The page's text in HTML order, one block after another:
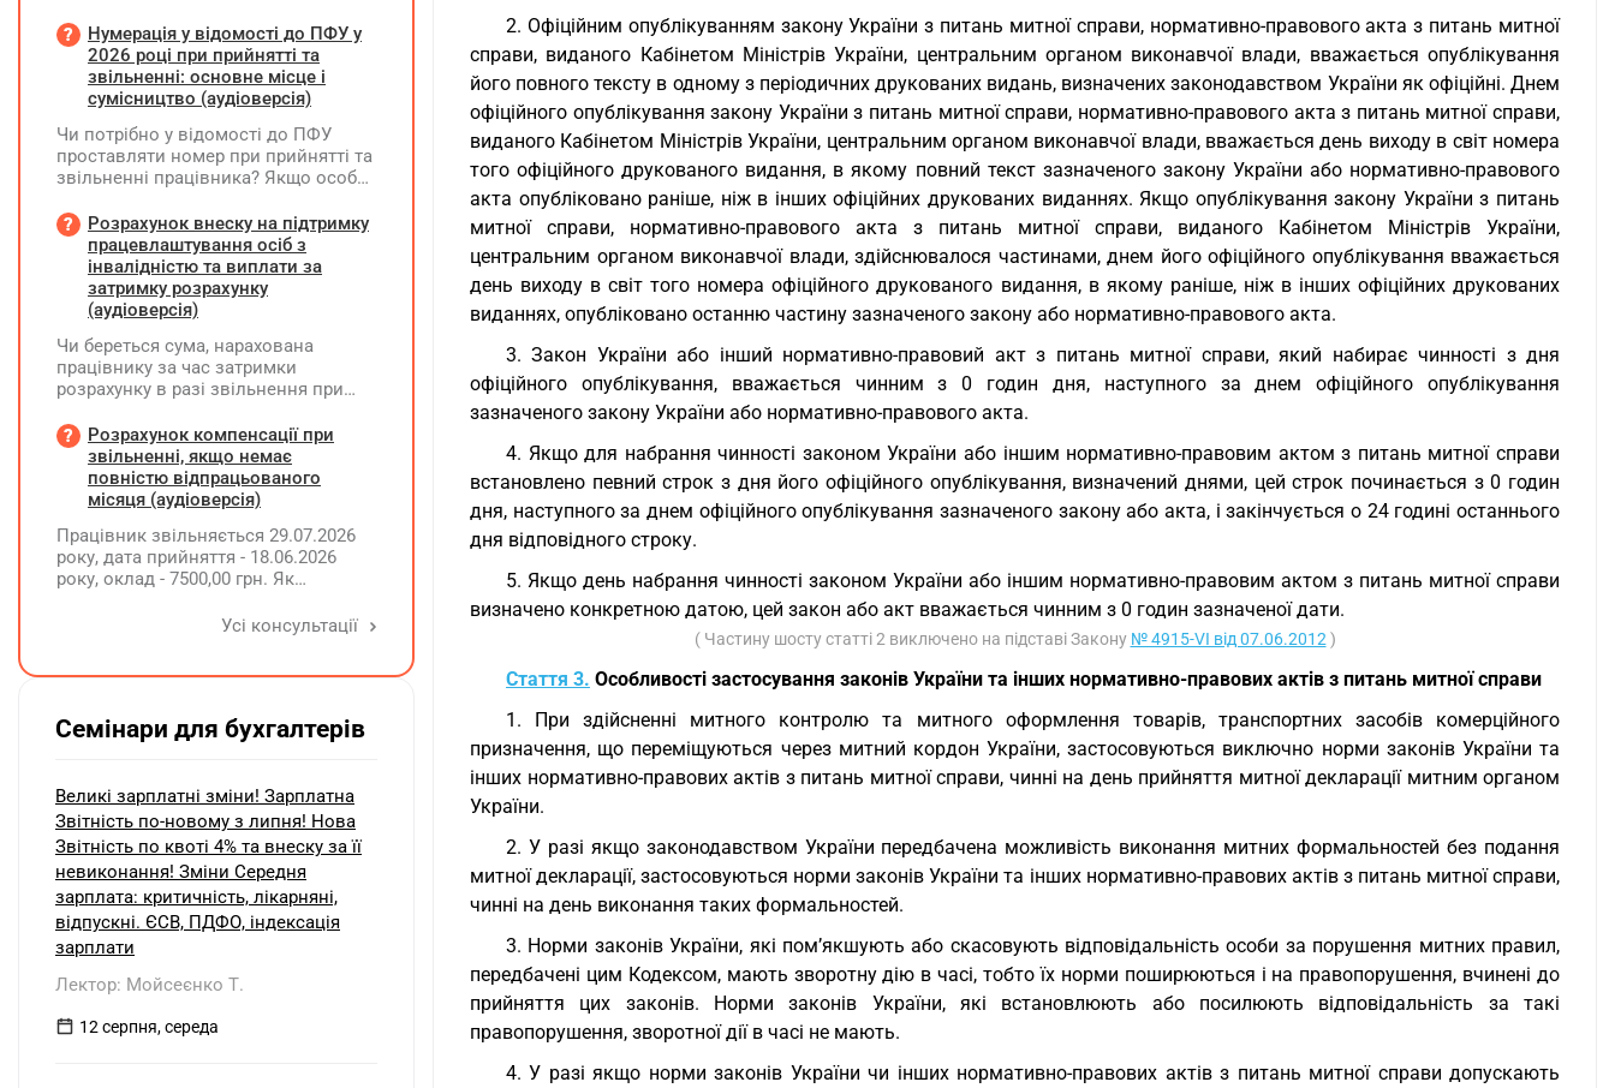
2. Офіційним опублікуванням закону України з питань митної справи, нормативно-правового акта з питань митної
справи, виданого Кабінетом Міністрів України, центральним органом виконавчої влади, вважається опублікування
його повного тексту в одному з періодичних друкованих видань, визначених законодавством України як офіційні. Днем
офіційного опублікування закону України з питань митної справи, нормативно-правового акта з питань митної справи,
виданого Кабінетом Міністрів України, центральним органом виконавчої влади, вважається день виходу в світ номера
того офіційного друкованого видання, в якому повний текст зазначеного закону України або нормативно-правового
акта опубліковано раніше, ніж в інших офіційних друкованих виданнях. Якщо опублікування закону України з питань
митної справи, нормативно-правового акта з питань митної справи, виданого Кабінетом Міністрів України,
центральним органом виконавчої влади, здійснювалося частинами, днем його офіційного опублікування вважається
день виходу в світ того номера офіційного друкованого видання, в якому раніше, ніж в інших офіційних друкованих
виданнях, опубліковано останню частину зазначеного закону або нормативно-правового акта.
3. Закон України або інший нормативно-правовий акт з питань митної справи, який набирає чинності з дня
офіційного опублікування, вважається чинним з 0 годин дня, наступного за днем офіційного опублікування
зазначеного закону України або нормативно-правового акта.
4. Якщо для набрання чинності законом України або іншим нормативно-правовим актом з питань митної справи
встановлено певний строк з дня його офіційного опублікування, визначений днями, цей строк починається з 0 годин
дня, наступного за днем офіційного опублікування зазначеного закону або акта, і закінчується о 24 годині останнього
дня відповідного строку.
5. Якщо день набрання чинності законом України або іншим нормативно-правовим актом з питань митної справи
визначено конкретною датою, цей закон або акт вважається чинним з 0 годин зазначеної дати.
( Частину шосту статті 2 виключено на підставі Закону № 4915-VI від 07.06.2012 )
Стаття 3. Особливості застосування законів України та інших нормативно-правових актів з питань митної справи
1. При здійсненні митного контролю та митного оформлення товарів, транспортних засобів комерційного
призначення, що переміщуються через митний кордон України, застосовуються виключно норми законів України та
інших нормативно-правових актів з питань митної справи, чинні на день прийняття митної декларації митним органом
України.
2. У разі якщо законодавством України передбачена можливість виконання митних формальностей без подання
митної декларації, застосовуються норми законів України та інших нормативно-правових актів з питань митної справи,
чинні на день виконання таких формальностей.
3. Норми законів України, які пом’якшують або скасовують відповідальність особи за порушення митних правил,
передбачені цим Кодексом, мають зворотну дію в часі, тобто їх норми поширюються і на правопорушення, вчинені до
прийняття цих законів. Норми законів України, які встановлюють або посилюють відповідальність за такі
правопорушення, зворотної дії в часі не мають.
4. У разі якщо норми законів України чи інших нормативно-правових актів з питань митної справи допускають
збереження заробітної плати під час
призупинення діяльності
підприємства?
Нумерація у відомості до ПФУ у
2026 році при прийнятті та
звільненні: основне місце і
сумісництво (аудіоверсія)
Чи потрібно у відомості до ПФУ
проставляти номер при прийнятті та
звільненні працівника? Якщо особа
місцем роботи та за сумісництвом,
чи рахується це як два роботодавці?
Розрахунок внеску на підтримку
працевлаштування осіб з
інвалідністю та виплати за
затримку розрахунку
(аудіоверсія)
Чи береться сума, нарахована
працівнику за час затримки
розрахунку в разі звільнення при
заробітної плати (винагороди), для
розрахунку внеску на підтримку
працевлаштування осіб з
інвалідністю?
Розрахунок компенсації при
звільненні, якщо немає
повністю відпрацьованого
місяця (аудіоверсія)
Працівник звільняється 29.07.2026
року, дата прийняття - 18.06.2026
року, оклад - 7500,00 грн. Як
невикористаних днів відпустки при
Усі консультації
Семінари для бухгалтерів
Великі зарплатні зміни! Зарплатна
Звітність по-новому з липня! Нова
Звітність по квоті 4% та внеску за її
невиконання! Зміни Середня
зарплата: критичність, лікарняні,
відпускні. ЄСВ, ПДФО, індексація
зарплати
Лектор: Мойсеєнко Т.
12 серпня, середа